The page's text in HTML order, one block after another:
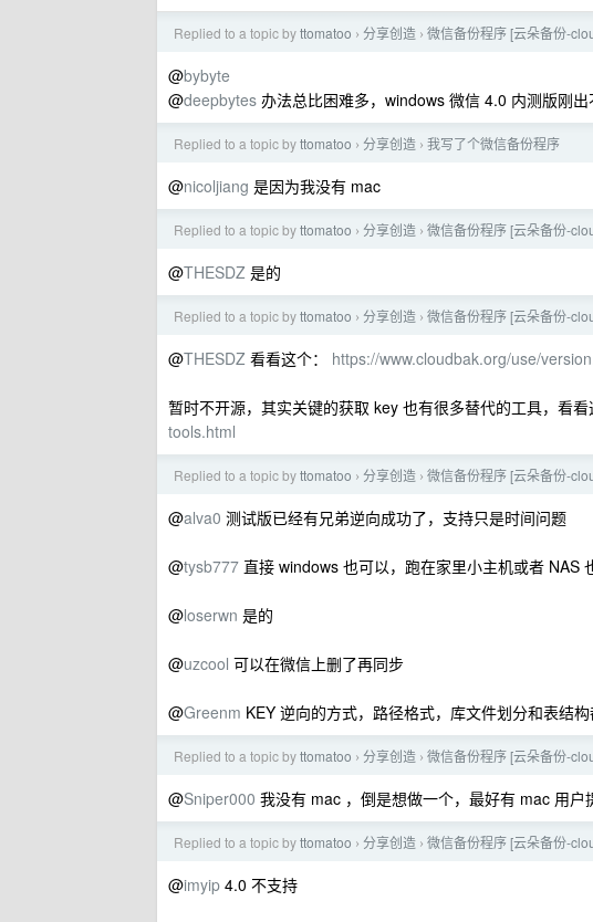
Replied to a topic byttomatoo › 分享创造 › 微信备份程序 [云朵备份-
@bybyte
@deepbytes 办法总比困难多，windows 微信 4.0 内测版刚出
Replied to a topic byttomatoo › 分享创造 › 我写了个微信备份程序
@nicoljiang 是因为我没有 mac
Replied to a topic byttomatoo › 分享创造 › 微信备份程序 [云朵备份-
@THESDZ 是的
Replied to a topic byttomatoo › 分享创造 › 微信备份程序 [云朵备份-
@THESDZ 看看这个： https://www.cloudbak.org/use/
暂时不开源，其实关键的获取 key 也有很多替代的工具，看看
tools.html
Replied to a topic byttomatoo › 分享创造 › 微信备份程序 [云朵备份-
@alva0 测试版已经有兄弟逆向成功了，支持只是时间问题
@tysb777 直接 windows 也可以，跑在家里小主机或者 NAS
@loserwn 是的
@uzcool 可以在微信上删了再同步
@Greenm KEY 逆向的方式，路径格式，库文件划分和表结
Replied to a topic byttomatoo › 分享创造 › 微信备份程序 [云朵备份-
@Sniper000 我没有 mac ，倒是想做一个，最好有 mac 用户
Replied to a topic byttomatoo › 分享创造 › 微信备份程序 [云朵备份-
@imyip 4.0 不支持